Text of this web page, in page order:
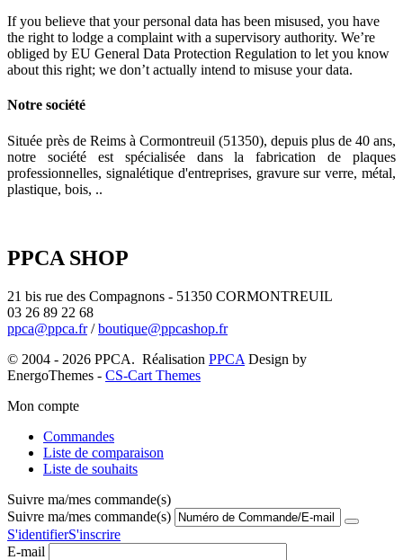
If you believe that your personal data has been misused, you have
the right to lodge a complaint with a supervisory authority. We’re
obliged by EU General Data Protection Regulation to let you know
about this right; we don’t actually intend to misuse your data.
Notre société
Située près de Reims à Cormontreuil (51350), depuis plus de 40 ans,
notre société est spécialisée dans la fabrication de plaques
professionnelles, signalétique d'entreprises, gravure sur verre, métal,
plastique, bois, ..
PPCA SHOP
21 bis rue des Compagnons - 51350 CORMONTREUIL
03 26 89 22 68
ppca@ppca.fr/boutique@ppcashop.fr
© 2004 - 2026 PPCA. Réalisation PPCA Design by
EnergoThemes - CS-Cart Themes
Mon compte
Commandes
Liste de comparaison
Liste de souhaits
Suivre ma/mes commande(s)
Suivre ma/mes commande(s)
S'identifierS'inscrire
E-mail